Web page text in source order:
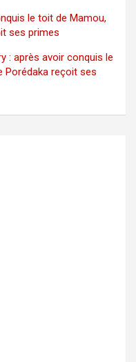
le toit de Mamou,
ses primes
: après avoir conquis le
Porédaka reçoit ses